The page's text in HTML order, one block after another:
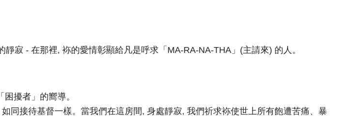
寂 - 在那裡, 袮的愛情彰顯給凡是呼求「MA-RA-NA-THA」(主請來) 的人。
擾者」的嚮導。
同接待基督一樣。當我們在這房間, 身處靜寂, 我們祈求袮使世上所有飽遭苦痛、暴